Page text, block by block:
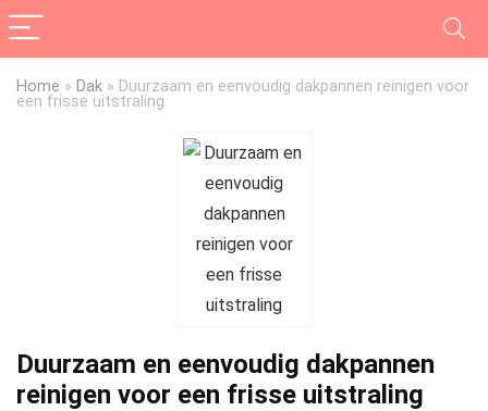
Home » Dak » Duurzaam en eenvoudig dakpannen reinigen voor
een frisse uitstraling
Duurzaam en eenvoudig dakpannen
reinigen voor een frisse uitstraling